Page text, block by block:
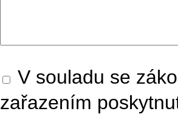
V souladu se
zařazením